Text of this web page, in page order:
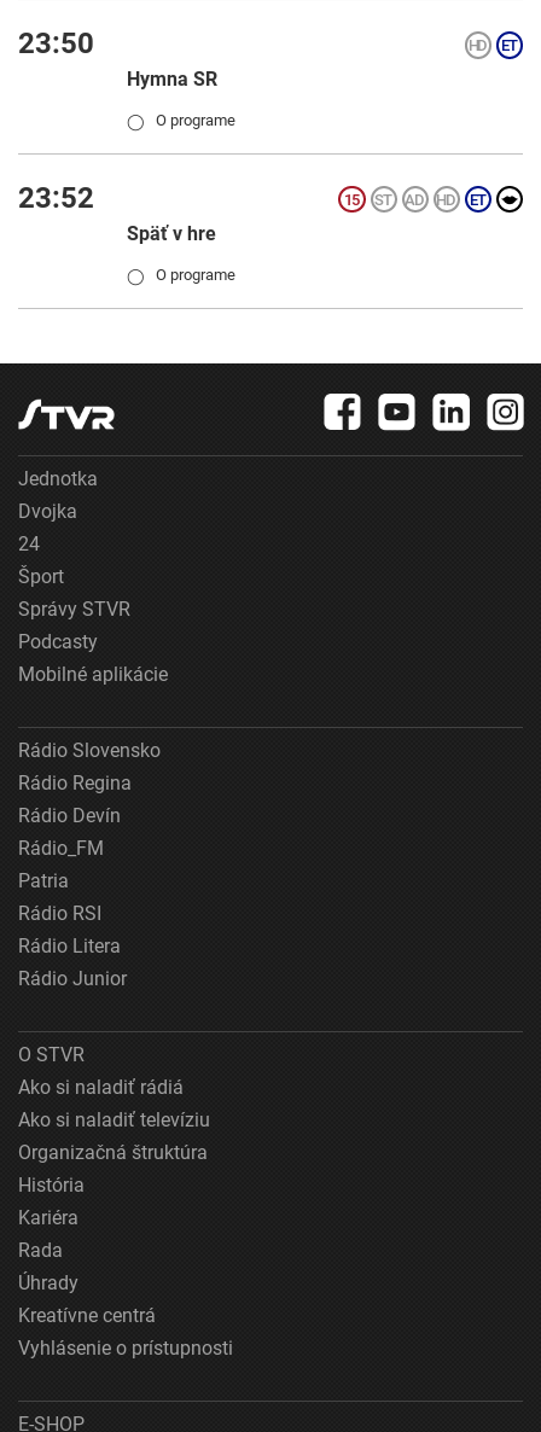
23:50
Hymna SR
◯ O programe
23:52
Späť v hre
◯ O programe
Jednotka
Dvojka
24
Šport
Správy STVR
Podcasty
Mobilné aplikácie
Rádio Slovensko
Rádio Regina
Rádio Devín
Rádio_FM
Patria
Rádio RSI
Rádio Litera
Rádio Junior
O STVR
Ako si naladiť rádiá
Ako si naladiť televíziu
Organizačná štruktúra
História
Kariéra
Rada
Úhrady
Kreatívne centrá
Vyhlásenie o prístupnosti
E-SHOP